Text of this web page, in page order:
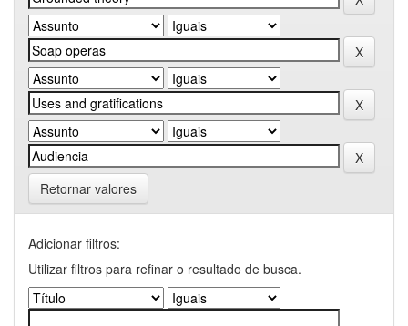
Retornar valores
Adicionar filtros:
Utilizar filtros para refinar o resultado de busca.